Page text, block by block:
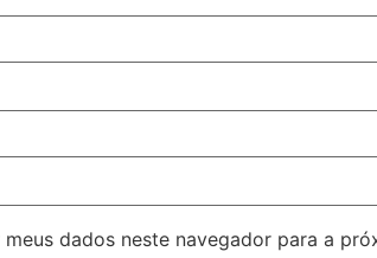
meus dados neste navegador para a